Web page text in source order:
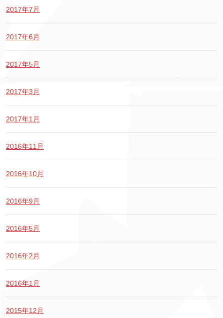
2017年7月
2017年6月
2017年5月
2017年3月
2017年1月
2016年11月
2016年10月
2016年9月
2016年5月
2016年2月
2016年1月
2015年12月